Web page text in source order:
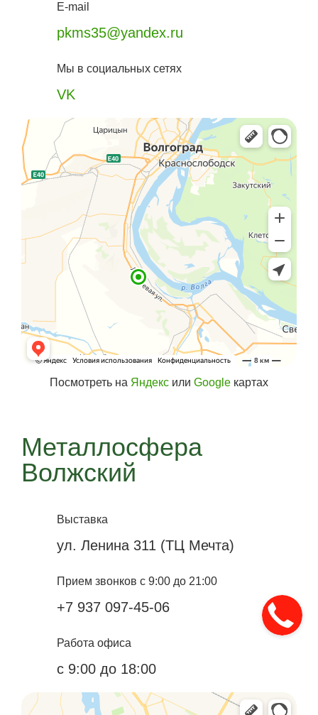
E-mail
pkms35@yandex.ru
Мы в социальных сетях
VK
Посмотреть на Яндекс или Google картах
Металлосфера
Волжский
Выставка
ул. Ленина 311 (ТЦ Мечта)
Прием звонков с 9:00 до 21:00
+7 937 097-45-06
Работа офиса
с 9:00 до 18:00